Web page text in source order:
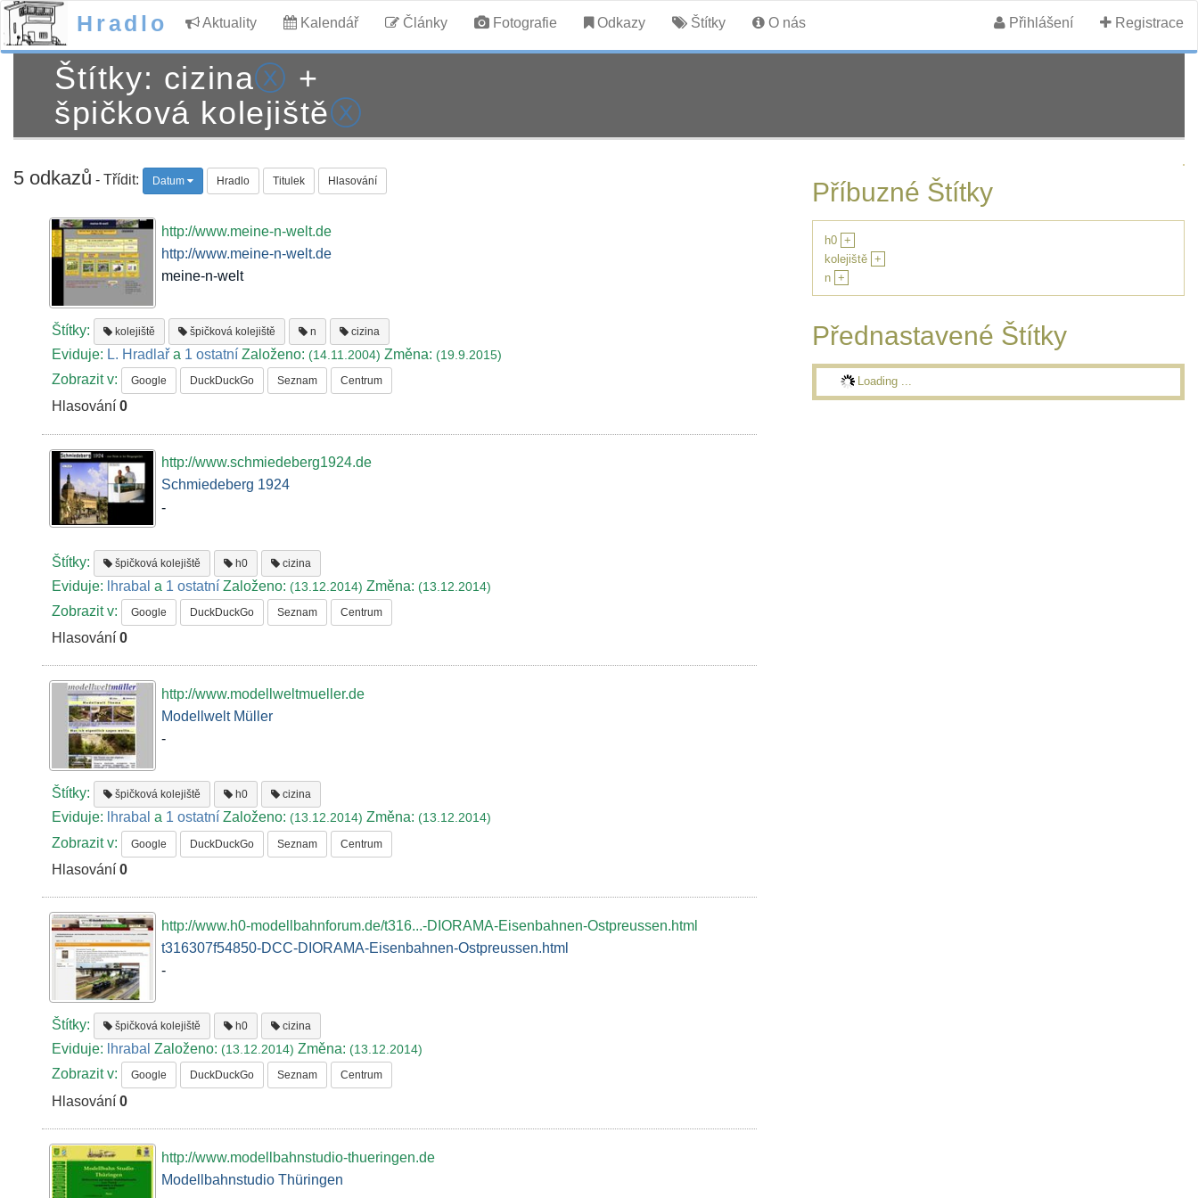
Hradlo Aktuality Kalendář Články Fotografie Odkazy Štítky O nás Přihlášení Registrace
Štítky: cizinaⓧ +
špičková kolejištěⓧ
5 odkazů - Třídit: Datum Hradlo Titulek Hlasování
http://www.meine-n-welt.de
http://www.meine-n-welt.de
meine-n-welt
Štítky: kolejiště špičková kolejiště n cizina
Eviduje: L. Hradlař a 1 ostatní Založeno:(14.11.2004)Změna:(19.9.2015)
Zobrazit v: Google DuckDuckGo Seznam Centrum
Hlasování0
http://www.schmiedeberg1924.de
Schmiedeberg 1924
-
Štítky: špičková kolejiště h0 cizina
Eviduje: lhrabal a 1 ostatní Založeno:(13.12.2014)Změna:(13.12.2014)
Zobrazit v: Google DuckDuckGo Seznam Centrum
Hlasování0
http://www.modellweltmueller.de
Modellwelt Müller
-
Štítky: špičková kolejiště h0 cizina
Eviduje: lhrabal a 1 ostatní Založeno:(13.12.2014)Změna:(13.12.2014)
Zobrazit v: Google DuckDuckGo Seznam Centrum
Hlasování0
http://www.h0-modellbahnforum.de/t316...-DIORAMA-Eisenbahnen-Ostpreussen.html
t316307f54850-DCC-DIORAMA-Eisenbahnen-Ostpreussen.html
-
Štítky: špičková kolejiště h0 cizina
Eviduje: lhrabal Založeno:(13.12.2014)Změna:(13.12.2014)
Zobrazit v: Google DuckDuckGo Seznam Centrum
Hlasování0
http://www.modellbahnstudio-thueringen.de
Modellbahnstudio Thüringen
Příbuzné Štítky
h0 +
kolejiště +
n +
Přednastavené Štítky
Loading ...